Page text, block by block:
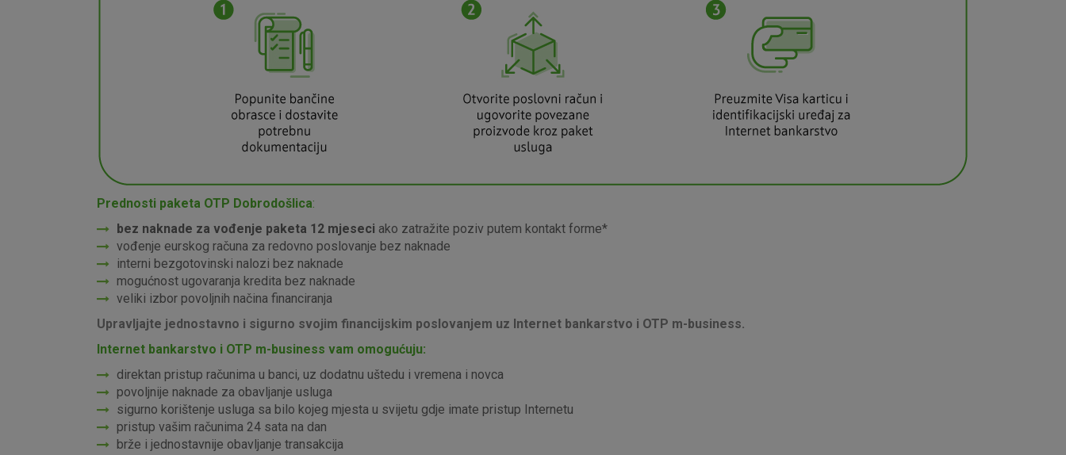
Prednosti paketa OTP Dobrodošlica:
bez naknade za vođenje paketa 12 mjeseci ako zatražite poziv putem kontakt forme*
vođenje eurskog računa za redovno poslovanje bez naknade
interni bezgotovinski nalozi bez naknade
mogućnost ugovaranja kredita bez naknade
veliki izbor povoljnih načina financiranja
Upravljajte jednostavno i sigurno svojim financijskim poslovanjem uz Internet bankarstvo i OTP m-business.
Internet bankarstvo i OTP m-business vam omogućuju:
direktan pristup računima u banci, uz dodatnu uštedu i vremena i novca
povoljnije naknade za obavljanje usluga
sigurno korištenje usluga sa bilo kojeg mjesta u svijetu gdje imate pristup Internetu
pristup vašim računima 24 sata na dan
brže i jednostavnije obavljanje transakcija